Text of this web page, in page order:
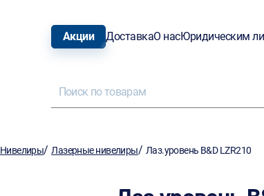
Акции ДоставкаО насЮридическим
Нивелиры/Лазерные нивелиры/ Лаз.уровень B&D LZR210